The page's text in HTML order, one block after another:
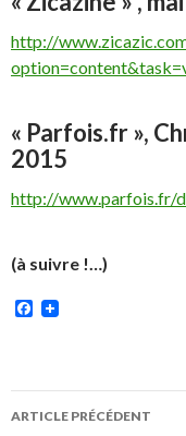
http://
« Parfois.fr »,
2015
http://www.parfois.fr/
(à suivre !…)
Facebook
Navigation
ARTICLE PRÉCÉDENT